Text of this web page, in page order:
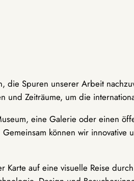
die Spuren unserer Arbeit
und Zeiträume, um die
eine Galerie oder einen
Gemeinsam können wir
Karte auf eine visuelle Reise